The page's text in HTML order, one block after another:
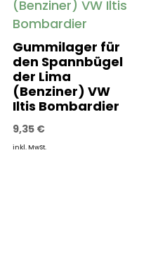
Gummilager für
den Spannbügel
der Lima
(Benziner) VW
Iltis Bombardier
9,35 €
inkl. MwSt.